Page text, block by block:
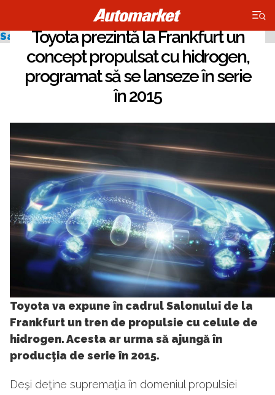
×
Salonul Auto de la Frankfurt 2013
Toyota prezintă la Frankfurt un
concept propulsat cu hidrogen,
programat să se lanseze în serie
în 2015
Toyota va expune în cadrul Salonului de la
Frankfurt un tren de propulsie cu celule de
hidrogen. Acesta ar urma să ajungă în
producţia de serie în 2015.
Deşi deţine supremaţia în domeniul propulsiei